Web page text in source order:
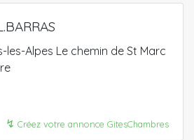
Alpes Le chemin de St Marc
↯ Créez votre annonce GitesChambres